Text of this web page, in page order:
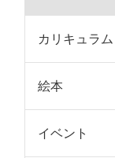
カリキュラム
絵本
イベント